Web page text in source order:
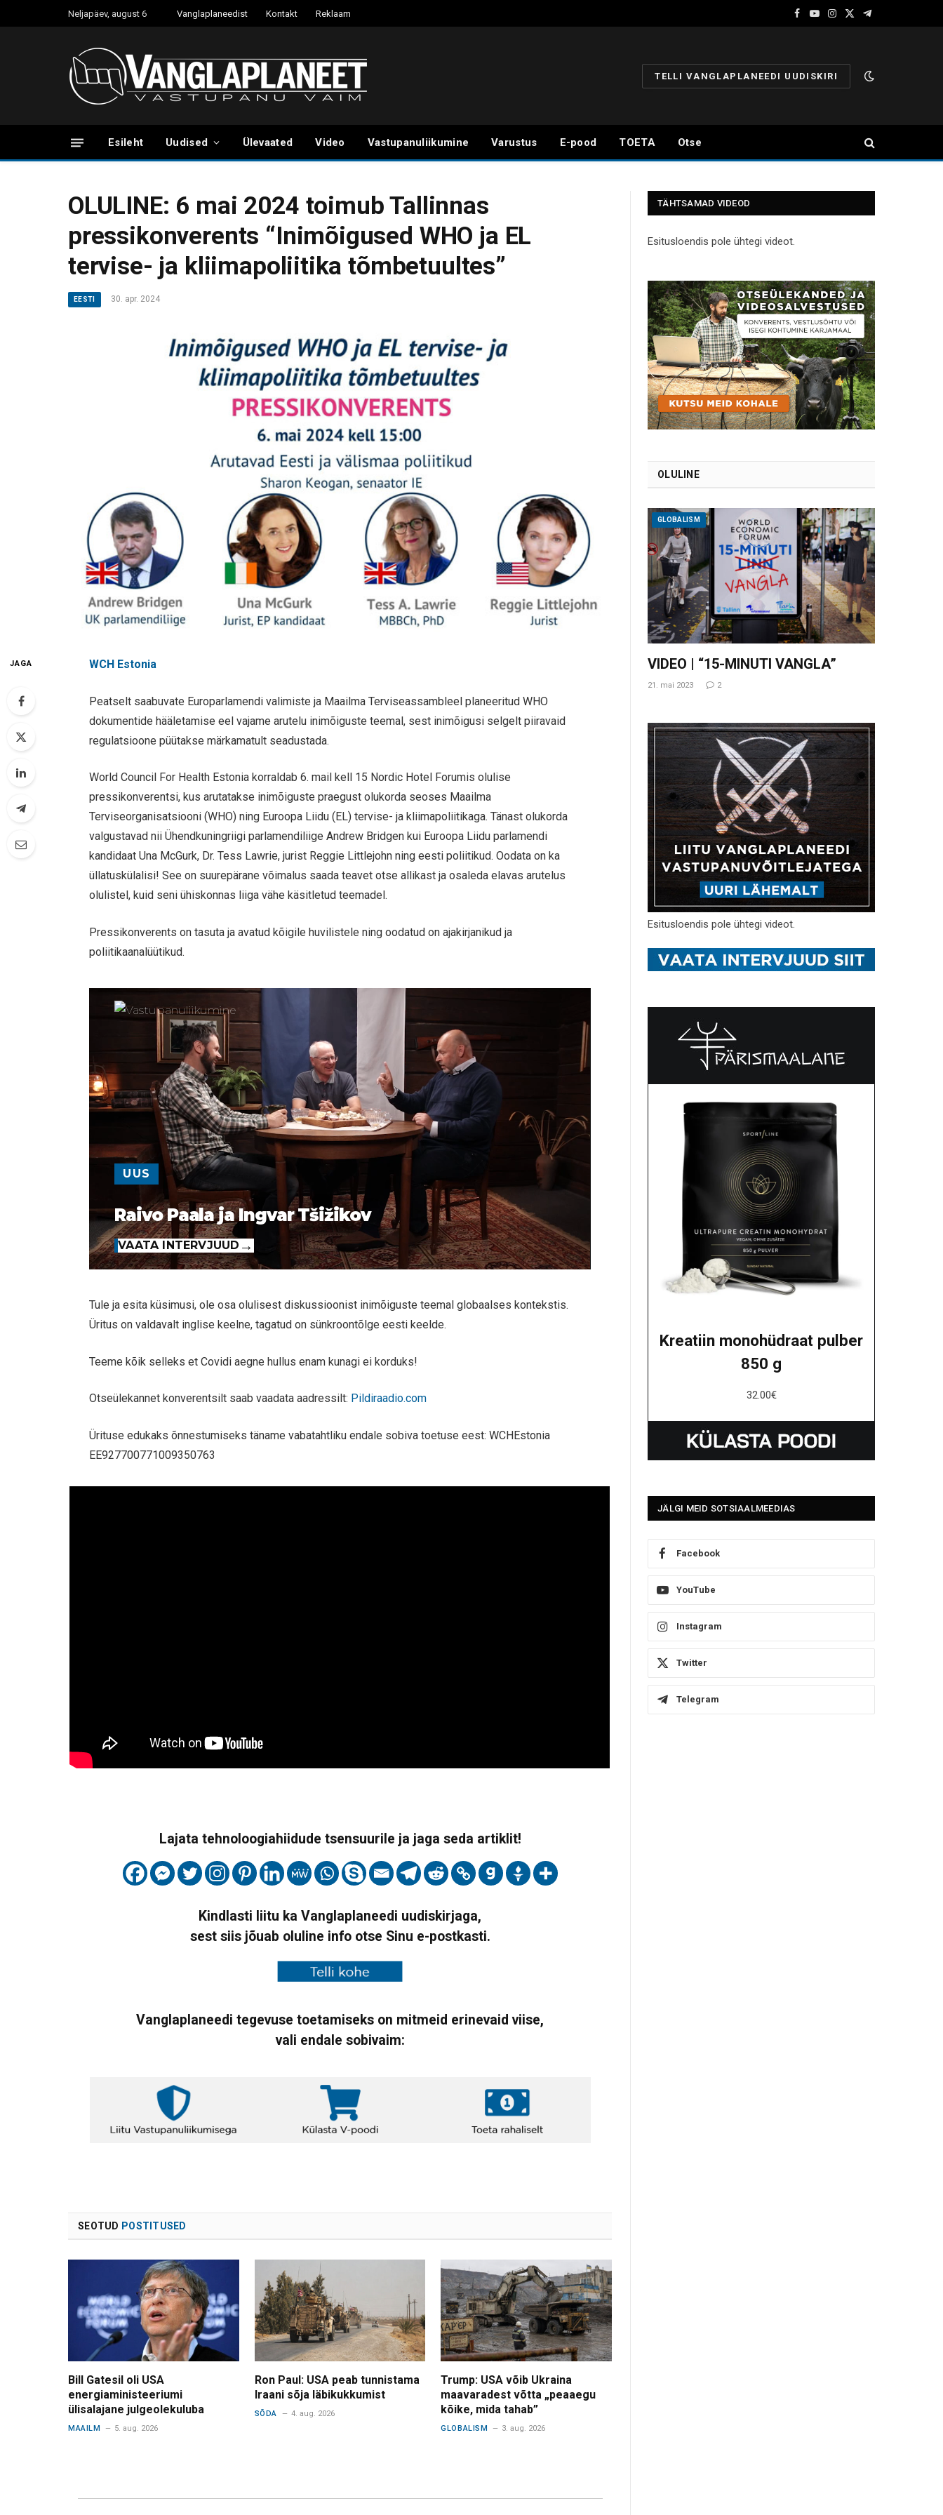
Neljapäev, august 6 Vanglaplaneedist Kontakt Reklaam
Facebook
YouTube
Instagram
X
Telegram
TELLI VANGLAPLANEEDI UUDISKIRI
Esileht Uudised Ülevaated Video Vastupanuliikumine Varustus E-pood TOETA Otse
OLULINE: 6 mai 2024 toimub Tallinnas
pressikonverents “Inimõigused WHO ja EL
tervise- ja kliimapoliitika tõmbetuultes”
EESTI 30. apr. 2024
JAGA WCH Estonia
Peatselt saabuvate Europarlamendi valimiste ja Maailma Terviseassambleel planeeritud WHO
dokumentide hääletamise eel vajame arutelu inimõiguste teemal, sest inimõigusi selgelt piiravaid
regulatsioone püütakse märkamatult seadustada.
World Council For Health Estonia korraldab 6. mail kell 15 Nordic Hotel Forumis olulise
pressikonverentsi, kus arutatakse inimõiguste praegust olukorda seoses Maailma
Terviseorganisatsiooni (WHO) ning Euroopa Liidu (EL) tervise- ja kliimapoliitikaga. Tänast olukorda
valgustavad nii Ühendkuningriigi parlamendiliige Andrew Bridgen kui Euroopa Liidu parlamendi
kandidaat Una McGurk, Dr. Tess Lawrie, jurist Reggie Littlejohn ning eesti poliitikud. Oodata on ka
üllatuskülalisi! See on suurepärane võimalus saada teavet otse allikast ja osaleda elavas arutelus
olulistel, kuid seni ühiskonnas liiga vähe käsitletud teemadel.
Pressikonverents on tasuta ja avatud kõigile huvilistele ning oodatud on ajakirjanikud ja
poliitikaanalüütikud.
UUS
Raivo Paala ja Ingvar Tšižikov
VAATA INTERVJUUD
Tule ja esita küsimusi, ole osa olulisest diskussioonist inimõiguste teemal globaalses kontekstis.
Üritus on valdavalt inglise keelne, tagatud on sünkroontõlge eesti keelde.
Teeme kõik selleks et Covidi aegne hullus enam kunagi ei korduks!
Otseülekannet konverentsilt saab vaadata aadressilt: Pildiraadio.com
Ürituse edukaks õnnestumiseks täname vabatahtliku endale sobiva toetuse eest: WCHEstonia
EE927700771009350763
Lajata tehnoloogiahiidude tsensuurile ja jaga seda artiklit!
Kindlasti liitu ka Vanglaplaneedi uudiskirjaga,
sest siis jõuab oluline info otse Sinu e-postkasti.
Vanglaplaneedi tegevuse toetamiseks on mitmeid erinevaid viise,
vali endale sobivaim:
SEOTUD POSTITUSED
Bill Gatesil oli USA
energiaministeeriumi
ülisalajane julgeolekuluba
MAAILM 5. aug. 2026
Ron Paul: USA peab tunnistama
Iraani sõja läbikukkumist
SÕDA 4. aug. 2026
Trump: USA võib Ukraina
maavaradest võtta „peaaegu
kõike, mida tahab”
GLOBALISM 3. aug. 2026
TÄHTSAMAD VIDEOD
Esitusloendis pole ühtegi videot.
OLULINE
GLOBALISM
VIDEO | “15-MINUTI VANGLA”
21. mai 2023 2
Esitusloendis pole ühtegi videot.
Kreatiin monohüdraat pulber
850 g
32.00€
JÄLGI MEID SOTSIAALMEEDIAS
Facebook
YouTube
Instagram
Twitter
Telegram